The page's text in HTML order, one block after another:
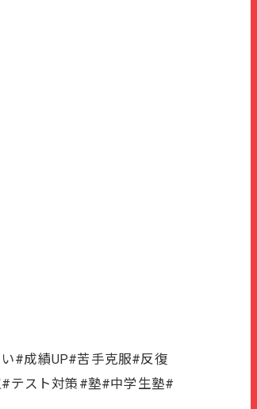
#成績UP#苦手克服#反復
テスト対策#塾#中学生塾#